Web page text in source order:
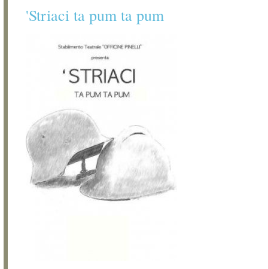
'Striaci ta pum ta pum